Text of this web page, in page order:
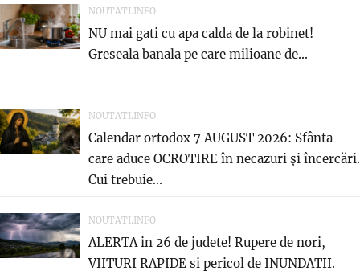
NOUTATI.INFO
NU mai gati cu apa calda de la robinet!
Greseala banala pe care milioane de...
NOUTATI.INFO
Calendar ortodox 7 AUGUST 2026: Sfânta
care aduce OCROTIRE în necazuri și încercări.
Cui trebuie...
NOUTATI.INFO
ALERTA in 26 de judete! Rupere de nori,
VIITURI RAPIDE si pericol de INUNDATII.